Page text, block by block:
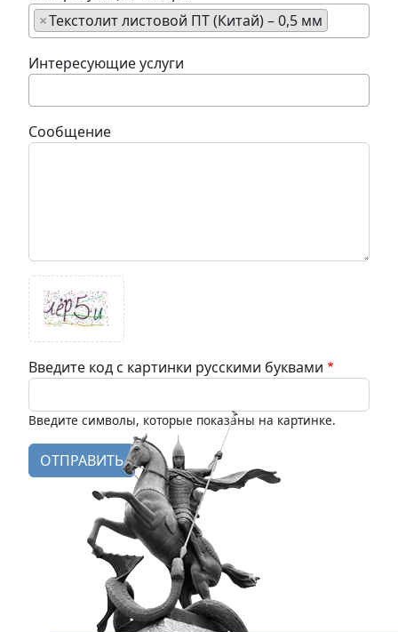
×Текстолит листовой ПТ (Китай) – 0,5 мм
Интересующие услуги
Сообщение
Введите код с картинки русскими буквами
Введите символы, которые показаны на картинке.